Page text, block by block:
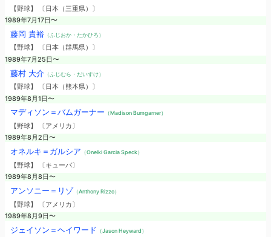
【野球】 〔日本（三重県）〕
1989年7月17日〜
藤岡 貴裕（ふじおか・たかひろ）
【野球】 〔日本（群馬県）〕
1989年7月25日〜
藤村 大介（ふじむら・だいすけ）
【野球】 〔日本（熊本県）〕
1989年8月1日〜
マディソン＝バムガーナー （Madison Bumgarner）
【野球】 〔アメリカ〕
1989年8月2日〜
オネルキ＝ガルシア （Onelki Garcia Speck）
【野球】 〔キューバ〕
1989年8月8日〜
アンソニー＝リゾ （Anthony Rizzo）
【野球】 〔アメリカ〕
1989年8月9日〜
ジェイソン＝ヘイワード （Jason Heyward）